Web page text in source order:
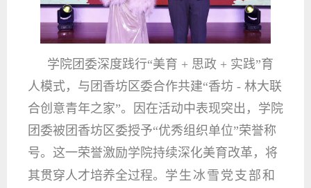
学院团委深度践行“美育 + 思政 + 实践”育
人模式，与团香坊区委合作共建“香坊 - 林大联
合创意青年之家”。因在活动中表现突出，学院
团委被团香坊区委授予“优秀组织单位”荣誉称
号。这一荣誉激励学院持续深化美育改革，将
其贯穿人才培养全过程。 学生冰雪党支部和